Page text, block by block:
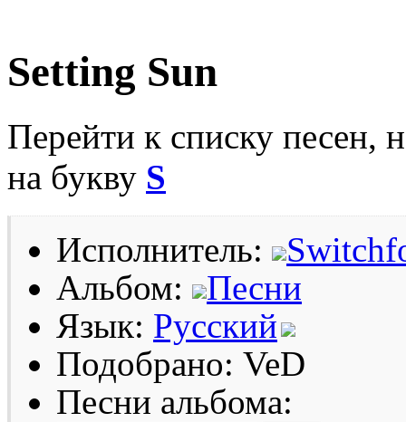
Setting Sun
Перейти к списку песен,
на букву S
Исполнитель:
Альбом:
Песни
Язык: Русский
Подобрано: VeD
Песни альбома: